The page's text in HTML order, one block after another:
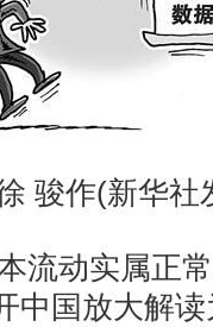
作(新华社
流动实属正
国放大解读